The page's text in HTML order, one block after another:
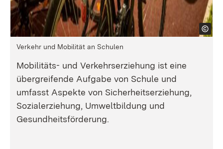
Verkehr und Mobilität an Schulen
Mobilitäts- und Verkehrserziehung ist eine
übergreifende Aufgabe von Schule und
umfasst Aspekte von Sicherheitserziehung,
Sozialerziehung, Umweltbildung und
Gesundheitsförderung.